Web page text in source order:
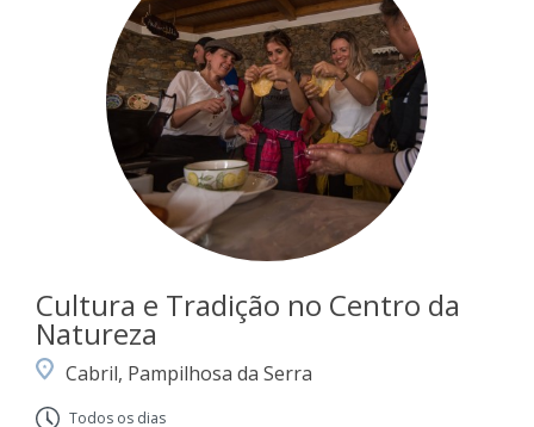
Cultura e Tradição no Centro da
Natureza
Cabril, Pampilhosa da Serra
Todos os dias